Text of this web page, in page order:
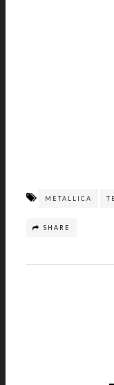
METALLICA
SHARE